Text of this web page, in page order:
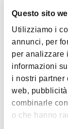
Questo sito
Utilizziamo i
annunci, per
per analizzare
informazioni
i nostri partner
web,
combinarle
o che hanno
Il Tasso
ATTIVITÀ